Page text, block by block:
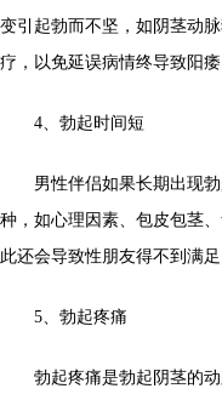
变引起勃而不坚，如阴茎动
疗，以免延误病情终导致阳痿
4、勃起时间短
男性伴侣如果长期出现勃
种，如心理因素、包皮包茎
此还会导致性朋友得不到满
5、勃起疼痛
勃起疼痛是勃起阴茎的动